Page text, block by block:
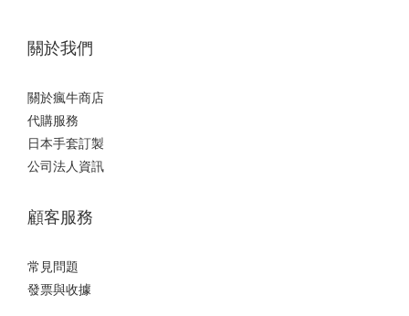
關於我們
關於瘋牛商店
代購服務
日本手套訂製
公司法人資訊
顧客服務
常見問題
發票與收據